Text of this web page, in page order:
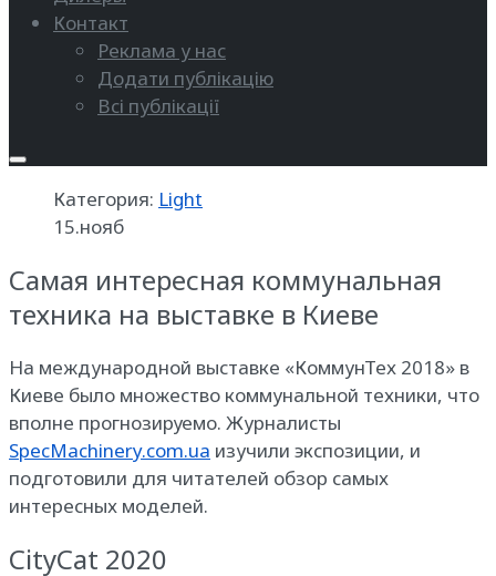
Контакт
Реклама у нас
Додати публікацію
Всі публікації
Категория: Light
15.нояб
Самая интересная коммунальная
техника на выставке в Киеве
На международной выставке «КоммунТех 2018» в
Киеве было множество коммунальной техники, что
вполне прогнозируемо. Журналисты
SpecMachinery.com.ua изучили экспозиции, и
подготовили для читателей обзор самых
интересных моделей.
CityCat 2020